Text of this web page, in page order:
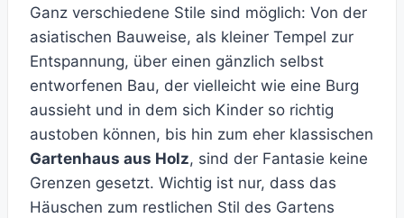
Ganz verschiedene Stile sind möglich: Von der
asiatischen Bauweise, als kleiner Tempel zur
Entspannung, über einen gänzlich selbst
entworfenen Bau, der vielleicht wie eine Burg
aussieht und in dem sich Kinder so richtig
austoben können, bis hin zum eher klassischen
Gartenhaus aus Holz, sind der Fantasie keine
Grenzen gesetzt. Wichtig ist nur, dass das
Häuschen zum restlichen Stil des Gartens